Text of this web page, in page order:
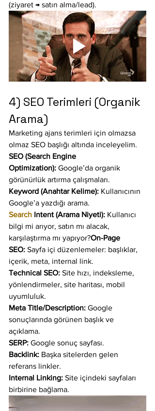
(ziyaret → satın alma/lead).
4) SEO Terimleri (Organik
Arama)
Marketing ajans terimleri için olmazsa
olmaz SEO başlığı altında inceleyelim.
SEO (Search Engine
Optimization): Google’da organik
görünürlük artırma çalışmaları.
Keyword (Anahtar Kelime): Kullanıcının
Google’a yazdığı arama.
Search Intent (Arama Niyeti): Kullanıcı
bilgi mi arıyor, satın mı alacak,
karşılaştırma mı yapıyor?On-Page
SEO: Sayfa içi düzenlemeler: başlıklar,
içerik, meta, internal link.
Technical SEO: Site hızı, indeksleme,
yönlendirmeler, site haritası, mobil
uyumluluk.
Meta Title/Description: Google
sonuçlarında görünen başlık ve
açıklama.
SERP: Google sonuç sayfası.
Backlink: Başka sitelerden gelen
referans linkler.
Internal Linking: Site içindeki sayfaları
birbirine bağlama.